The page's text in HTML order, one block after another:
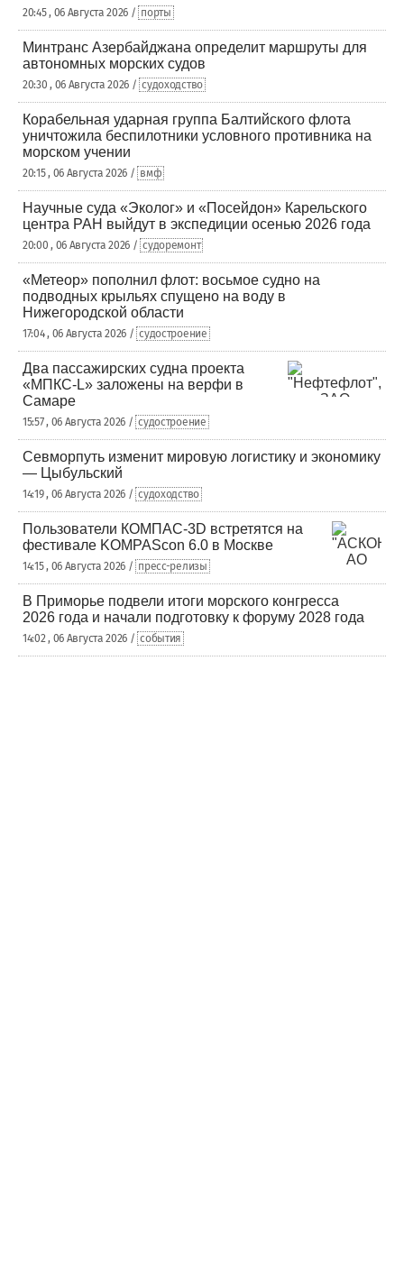
20:45 , 06 Августа 2026 / порты
Минтранс Азербайджана определит маршруты для
автономных морских судов
20:30 , 06 Августа 2026 / судоходство
Корабельная ударная группа Балтийского флота
уничтожила беспилотники условного противника на
морском учении
20:15 , 06 Августа 2026 / вмф
Научные суда «Эколог» и «Посейдон» Карельского
центра РАН выйдут в экспедиции осенью 2026 года
20:00 , 06 Августа 2026 / судоремонт
«Метеор» пополнил флот: восьмое судно на
подводных крыльях спущено на воду в
Нижегородской области
17:04 , 06 Августа 2026 / судостроение
Два пассажирских судна проекта
«МПКС-L» заложены на верфи в
Самаре
15:57 , 06 Августа 2026 / судостроение
Севморпуть изменит мировую логистику и экономику
— Цыбульский
14:19 , 06 Августа 2026 / судоходство
Пользователи КОМПАС-3D встретятся на
фестивале KOMPAScon 6.0 в Москве
14:15 , 06 Августа 2026 / пресс-релизы
В Приморье подвели итоги морского конгресса
2026 года и начали подготовку к форуму 2028 года
14:02 , 06 Августа 2026 / события